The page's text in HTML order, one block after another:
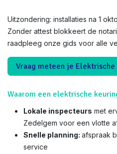
Uitzondering: installaties na 1
Zonder attest blokkeert de
raadpleeg onze gids voor alle
Vraag meteen je Elektrische
Waarom een elektrische
Lokale inspecteurs met
Zedelgem voor een vlotte
Snelle planning: afspraak
service